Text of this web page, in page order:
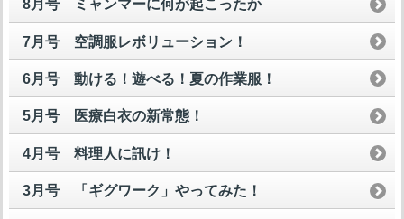
8月号 ミャンマーに何が起こったか
7月号 空調服レボリューション！
6月号 動ける！遊べる！夏の作業服！
5月号 医療白衣の新常態！
4月号 料理人に訊け！
3月号 「ギグワーク」やってみた！